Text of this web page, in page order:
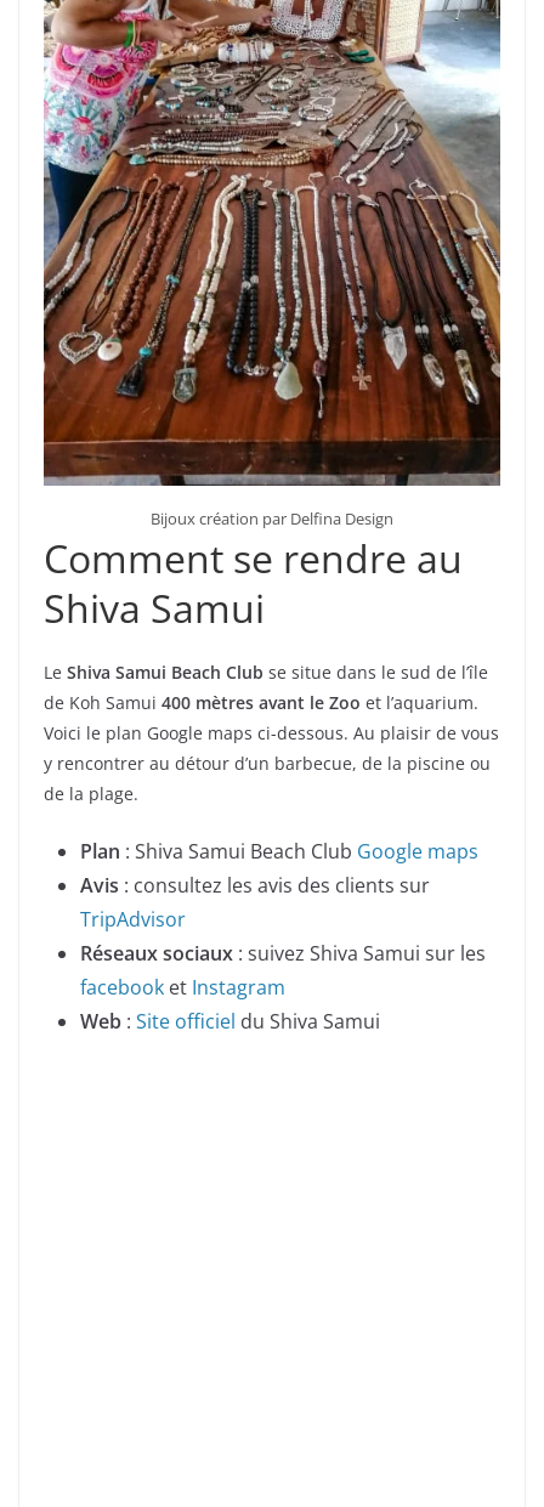
Bijoux création par Delfina Design
Comment se rendre au
Shiva Samui
Le Shiva Samui Beach Club se situe dans le sud de l’île
de Koh Samui 400 mètres avant le Zoo et l’aquarium.
Voici le plan Google maps ci-dessous. Au plaisir de vous
y rencontrer au détour d’un barbecue, de la piscine ou
de la plage.
Plan : Shiva Samui Beach Club Google maps
Avis : consultez les avis des clients sur
TripAdvisor
Réseaux sociaux : suivez Shiva Samui sur les
facebook et Instagram
Web : Site officiel du Shiva Samui